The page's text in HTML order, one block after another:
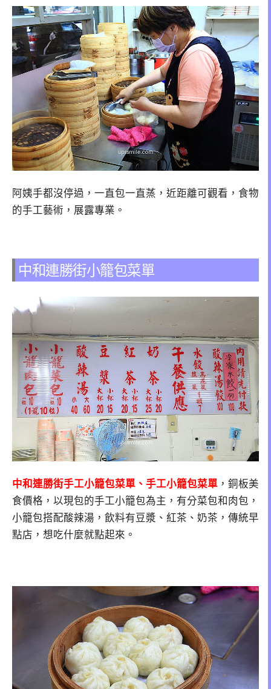
阿姨手都沒停過，一直包一直蒸，近距離可觀看，食物
的手工藝術，展露專業。
中和連勝街小籠包菜單
中和連勝街手工小籠包菜單、手工小籠包菜單 ，銅板美
食價格，以現包的手工小籠包為主，有分菜包和肉包，
小籠包搭配酸辣湯，飲料有豆漿、紅茶、奶茶，傳統早
點店，想吃什麼就點起來。